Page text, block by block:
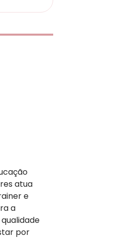
atua
e
a
por